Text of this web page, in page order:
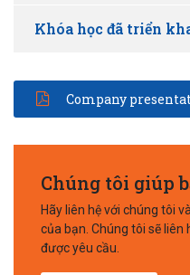
Khóa học đã triển
Company
Chúng tôi giúp
Hãy liên hệ với chúng tôi
của bạn. Chúng tôi sẽ liên
được yêu cầu.